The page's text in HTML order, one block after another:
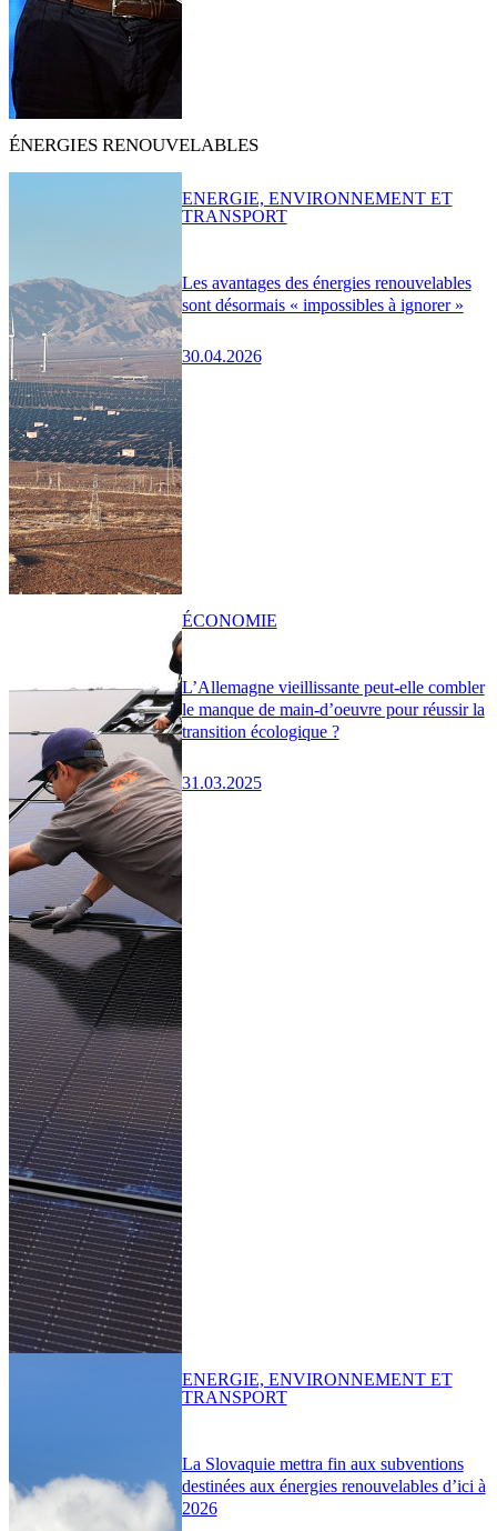
ÉNERGIES RENOUVELABLES
Les avantages des énergies renouvelables
sont désormais « impossibles à ignorer »
30.04.2026
ENERGIE, ENVIRONNEMENT ET
TRANSPORT
L’Allemagne vieillissante peut-elle combler
le manque de main-d’oeuvre pour réussir la
transition écologique ?
31.03.2025
ÉCONOMIE
La Slovaquie mettra fin aux subventions
destinées aux énergies renouvelables d’ici à
2026
ENERGIE, ENVIRONNEMENT ET
TRANSPORT